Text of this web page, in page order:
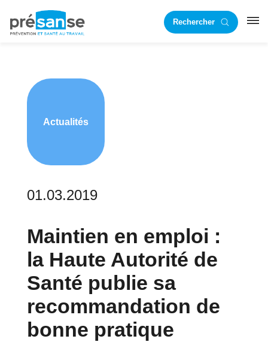
principale
RechercherRST
Actualités
01.03.2019
Maintien en emploi :
la Haute Autorité de
Santé publie sa
recommandation de
bonne pratique